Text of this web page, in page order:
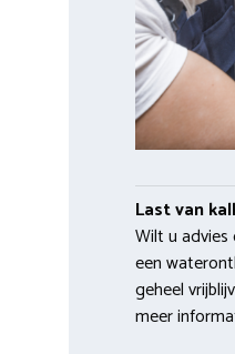
Last van
Wilt u
een
geheel
meer